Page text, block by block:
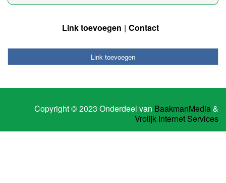
Link toevoegen Contact
Link toevoegen
Copyright © 2023 Onderdeel van BaakmanMedia&
Vrolijk Internet Services